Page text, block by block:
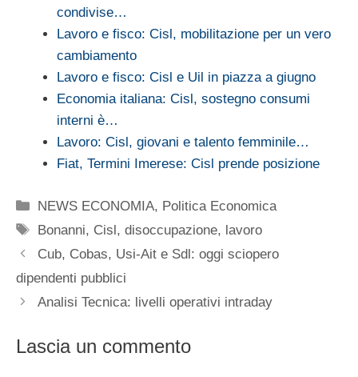
condivise…
Lavoro e fisco: Cisl, mobilitazione per un vero
cambiamento
Lavoro e fisco: Cisl e Uil in piazza a giugno
Economia italiana: Cisl, sostegno consumi
interni è…
Lavoro: Cisl, giovani e talento femminile…
Fiat, Termini Imerese: Cisl prende posizione
Categorie
NEWS ECONOMIA, Politica Economica
Tag
Bonanni, Cisl,disoccupazione, lavoro
Cub, Cobas, Usi-Ait e Sdl: oggi sciopero
dipendenti pubblici
Analisi Tecnica: livelli operativi intraday
Lascia un commento